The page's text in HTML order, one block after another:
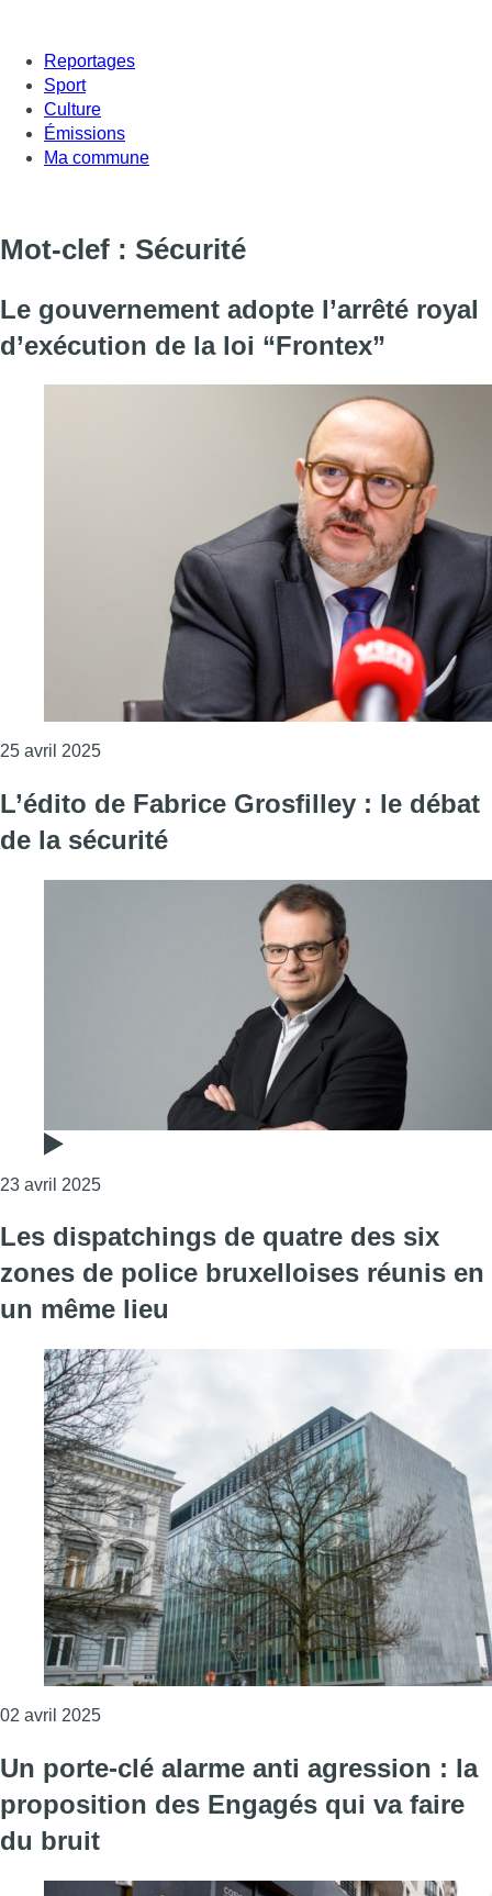
Reportages
Sport
Culture
Émissions
Ma commune
Mot-clef : Sécurité
Le gouvernement adopte l’arrêté royal
d’exécution de la loi “Frontex”
25 avril 2025Consulter l'article "Le gouvernement adopte
L’édito de Fabrice Grosfilley : le débat
de la sécurité
23 avril 2025Consulter l'article "L’édito de Fabrice Grosfilley :
Les dispatchings de quatre des six
zones de police bruxelloises réunis en
un même lieu
02 avril 2025Consulter l'article "Les dispatchings de quatre
Un porte-clé alarme anti agression : la
proposition des Engagés qui va faire
du bruit